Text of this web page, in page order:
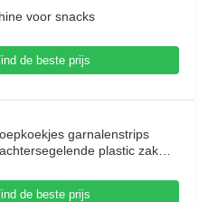
voor snacks
de beste prijs
garnalenstrips
plastic zak
de beste prijs